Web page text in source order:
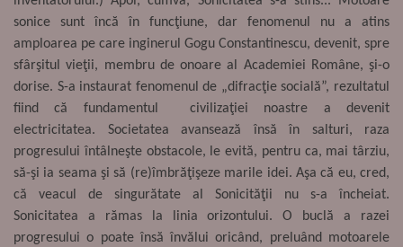
sonice sunt încă în funcţiune, dar fenomenul nu a atins
amploarea pe care inginerul Gogu Constantinescu, devenit, spre
sfârşitul vieţii, membru de onoare al Academiei Române, şi-o
dorise. S-a instaurat fenomenul de „difracţie socială”, rezultatul
fiind că fundamentul civilizaţiei noastre a devenit
electricitatea. Societatea avansează însă în salturi, raza
progresului întâlneşte obstacole, le evită, pentru ca, mai târziu,
să-şi ia seama şi să (re)îmbrăţişeze marile idei. Aşa că eu, cred,
că veacul de singurătate al Sonicităţii nu s-a încheiat.
Sonicitatea a rămas la linia orizontului. O buclă a razei
progresului o poate însă învălui oricând, preluând motoarele